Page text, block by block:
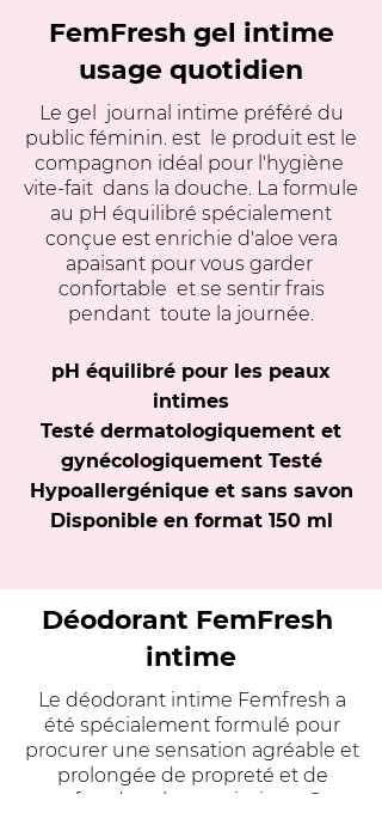
FemFresh gel intime
usage quotidien
Le gel
journal intime préféré du
public féminin. est
le produit est le
compagnon idéal pour l'hygiène
vite-fait dans la douche. La formule
au pH équilibré spécialement
conçue est enrichie d'aloe vera
apaisant pour vous garder
confortable et se sentir frais
pendant toute la journée.
pH équilibré pour les peaux
intimes
Testé dermatologiquement et
gynécologiquement Testé
Hypoallergénique et sans savon
Disponible en format 150 ml
Déodorant FemFresh
intime
Le déodorant intime Femfresh a
été spécialement formulé pour
procurer une sensation agréable et
prolongée de propreté et de
confort dans la zone intime.
Son